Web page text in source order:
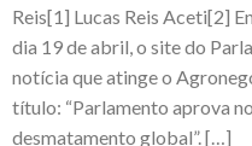
Reis[1] Lucas Reis
dia 19 de abril, o site do
notícia que atinge o
título: “Parlamento aprova
desmatamento global”. […]